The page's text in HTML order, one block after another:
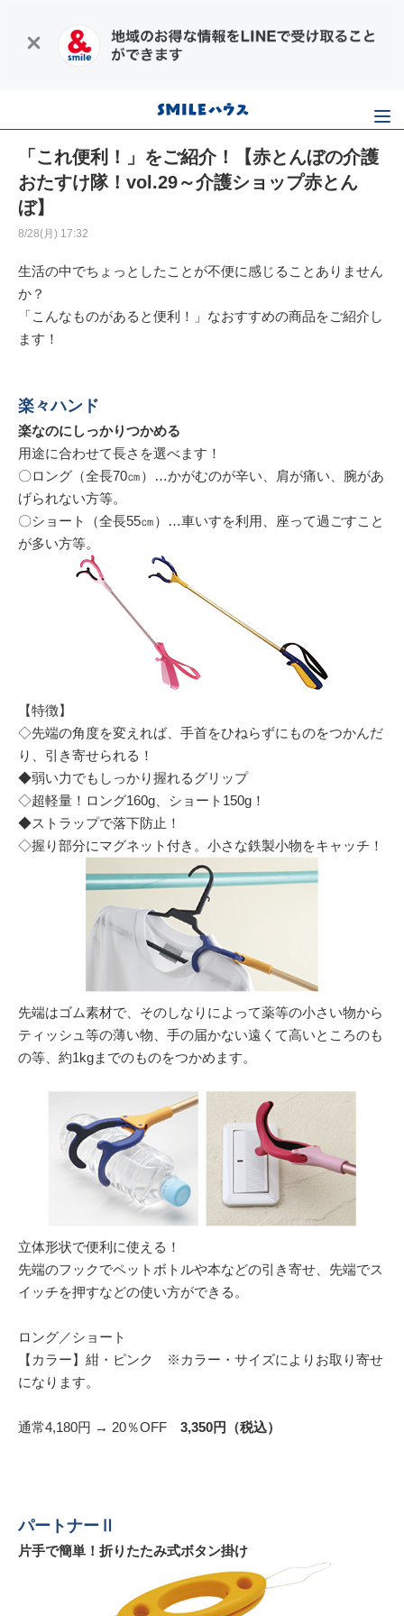
「これ便利！」をご紹介！【赤とんぼの介護
おたすけ隊！vol.29～介護ショップ赤とん
ぼ】
8/28(月) 17:32
生活の中でちょっとしたことが不便に感じることありません
か？
「こんなものがあると便利！」なおすすめの商品をご紹介し
ます！
楽々ハンド
楽なのにしっかりつかめる
用途に合わせて長さを選べます！
〇ロング（全長70㎝）…かがむのが辛い、肩が痛い、腕があ
げられない方等。
〇ショート（全長55㎝）…車いすを利用、座って過ごすこと
が多い方等。
【特徴】
◇先端の角度を変えれば、手首をひねらずにものをつかんだ
り、引き寄せられる！
◆弱い力でもしっかり握れるグリップ
◇超軽量！ロング160g、ショート150g！
◆ストラップで落下防止！
◇握り部分にマグネット付き。小さな鉄製小物をキャッチ！
先端はゴム素材で、そのしなりによって薬等の小さい物から
ティッシュ等の薄い物、手の届かない遠くて高いところのも
の等、約1kgまでのものをつかめます。
立体形状で便利に使える！
先端のフックでペットボトルや本などの引き寄せ、先端でス
イッチを押すなどの使い方ができる。
ロング／ショート
【カラー】紺・ピンク ※カラー・サイズによりお取り寄せ
になります。
通常4,180円 → 20％OFF 3,350円（税込）
パートナーⅡ
片手で簡単！折りたたみ式ボタン掛け